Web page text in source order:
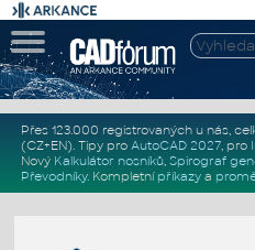
Přes 123.000 registrovaných u nás,
(CZ+EN). Tipy pro AutoCAD 2027, pro
Nový Kalkulátor nosníků, Spirograf
Převodníky. Kompletní příkazya